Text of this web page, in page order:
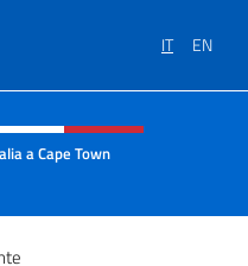
IT EN
e menù
a Cape Town